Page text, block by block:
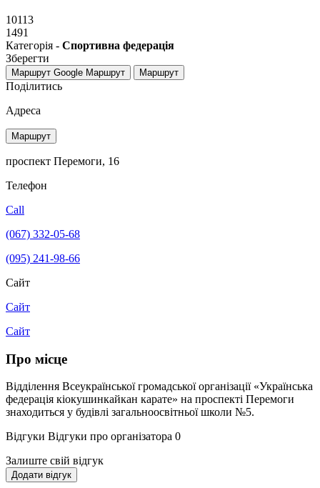
10113
1491
Категорія - Спортивна федерація
Зберегти
Маршрут Google Маршрут Маршрут
Поділитись
Адреса
Маршрут
проспект Перемоги, 16
Телефон
Call
(067) 332-05-68
(095) 241-98-66
Сайт
Сайт
Сайт
Про місце
Відділення Всеукраїнської громадської організації «Українська
федерація кіокушинкайкан карате» на проспекті Перемоги
знаходиться у будівлі загальноосвітньої школи №5.
Відгуки Відгуки про організатора 0
Залиште свій відгук
Додати відгук